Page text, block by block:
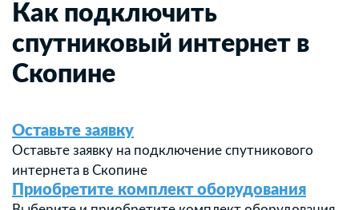
Как подключить
спутниковый интернет в
Скопине
Оставьте заявку
Оставьте заявку на подключение спутникового
интернета в Скопине
Приобретите комплект оборудования